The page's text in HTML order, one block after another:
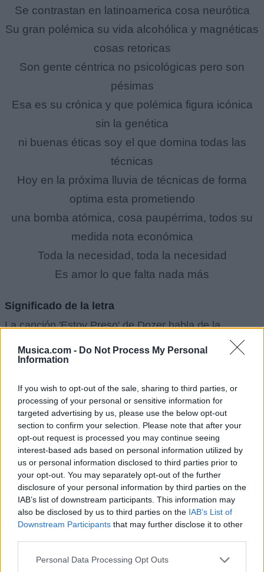
Musica.com - Do Not Process My Personal
Information
If you wish to opt-out of the sale, sharing to third parties, or
processing of your personal or sensitive information for
targeted advertising by us, please use the below opt-out
section to confirm your selection. Please note that after your
opt-out request is processed you may continue seeing
interest-based ads based on personal information utilized by
us or personal information disclosed to third parties prior to
your opt-out. You may separately opt-out of the further
disclosure of your personal information by third parties on the
IAB’s list of downstream participants. This information may
also be disclosed by us to third parties on the IAB’s List of
Downstream Participants that may further disclose it to other
Personal Data Processing Opt Outs
Se contrastan en latinoamerica cosa neurótica
Su gran polémica su vida alcohólica y magnéticas
cosas retoricas
Son gente céntrica no psicológicas pero son
pésimas
Esa es su crónica y que polémica figura icónica
sin la genética
ni buenas éticas soy el que domina todas las
técnicas
Hoy en la próxima lluvia de técnicas de forma
optima esta prometiendo
una bomba atómica, cosa paupérrima, todos su
medida nota económica
Toda la necesidad, toda la necesidad
Es amor lo que falta nada más
Significado de la letra
La canción 'Estoy Preso' de Dozer habla de la
frustración de sentirse incomprendido y juzgado por
pensar de manera diferente en un mundo corrupto e
un mundo que no lo acepta y critica la falsedad de
muchos mensajes que se difunden en la sociedad. A
pesar de las críticas y limitaciones impuestas, el
narrador mantiene sus convicciones y se niega a vivir
conforme a ideas ajenas. Critica a aquellos que se
aprovechan de la fe de las personas para beneficio
propio y desafía las normas establecidas que
considera injustas. A pesar de estar encerrado
físicamente, afirma que su mente sigue libre y
valentía al resistir las presiones y expectativas de la